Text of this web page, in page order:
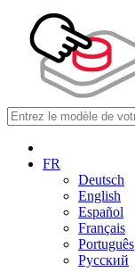
FR
Deutsch
English
Español
Français
Português
Русский